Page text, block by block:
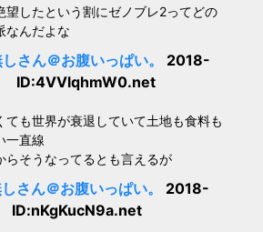
望したという割にゼノブレ2ってどの
なんだよな
さん＠お腹いっぱい。 2018-
ID:4VVlqhmW0.net
ても世界が衰退していて土地も食料も
一直線
らそうなってるとも言えるが
さん＠お腹いっぱい。 2018-
ID:nKgKucN9a.net